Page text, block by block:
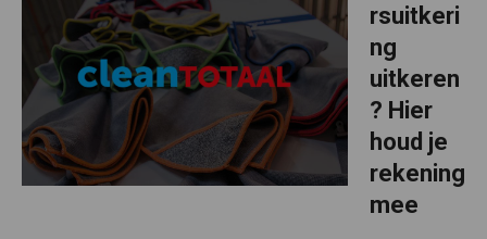
rsuitkeri
ng
uitkeren
? Hier
houd je
rekening
mee